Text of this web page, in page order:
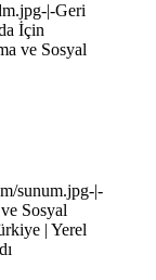
|-Geri
İçin
ve Sosyal
sunum.jpg-|-
Sosyal
| Yerel